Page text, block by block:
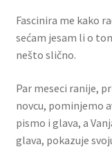
Fascinira me kako
sećam jesam li o
nešto slično.
Par meseci ranije,
novcu, pominjemo
pismo i glava, a
glava, pokazuje